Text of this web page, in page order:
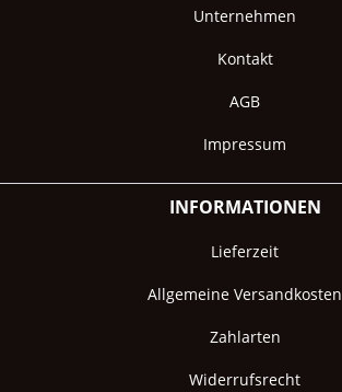
Unternehmen
Kontakt
AGB
Impressum
INFORMATIONEN
Lieferzeit
Allgemeine Versandkosten
Zahlarten
Widerrufsrecht